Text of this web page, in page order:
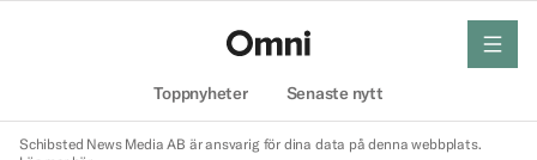
Toppnyheter Senaste nytt
meny
Schibsted News Media AB är ansvarig för dina data på denna webbplats.